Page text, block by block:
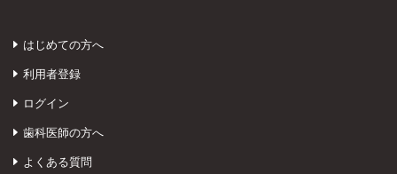
はじめての方へ
利用者登録
ログイン
歯科医師の方へ
よくある質問